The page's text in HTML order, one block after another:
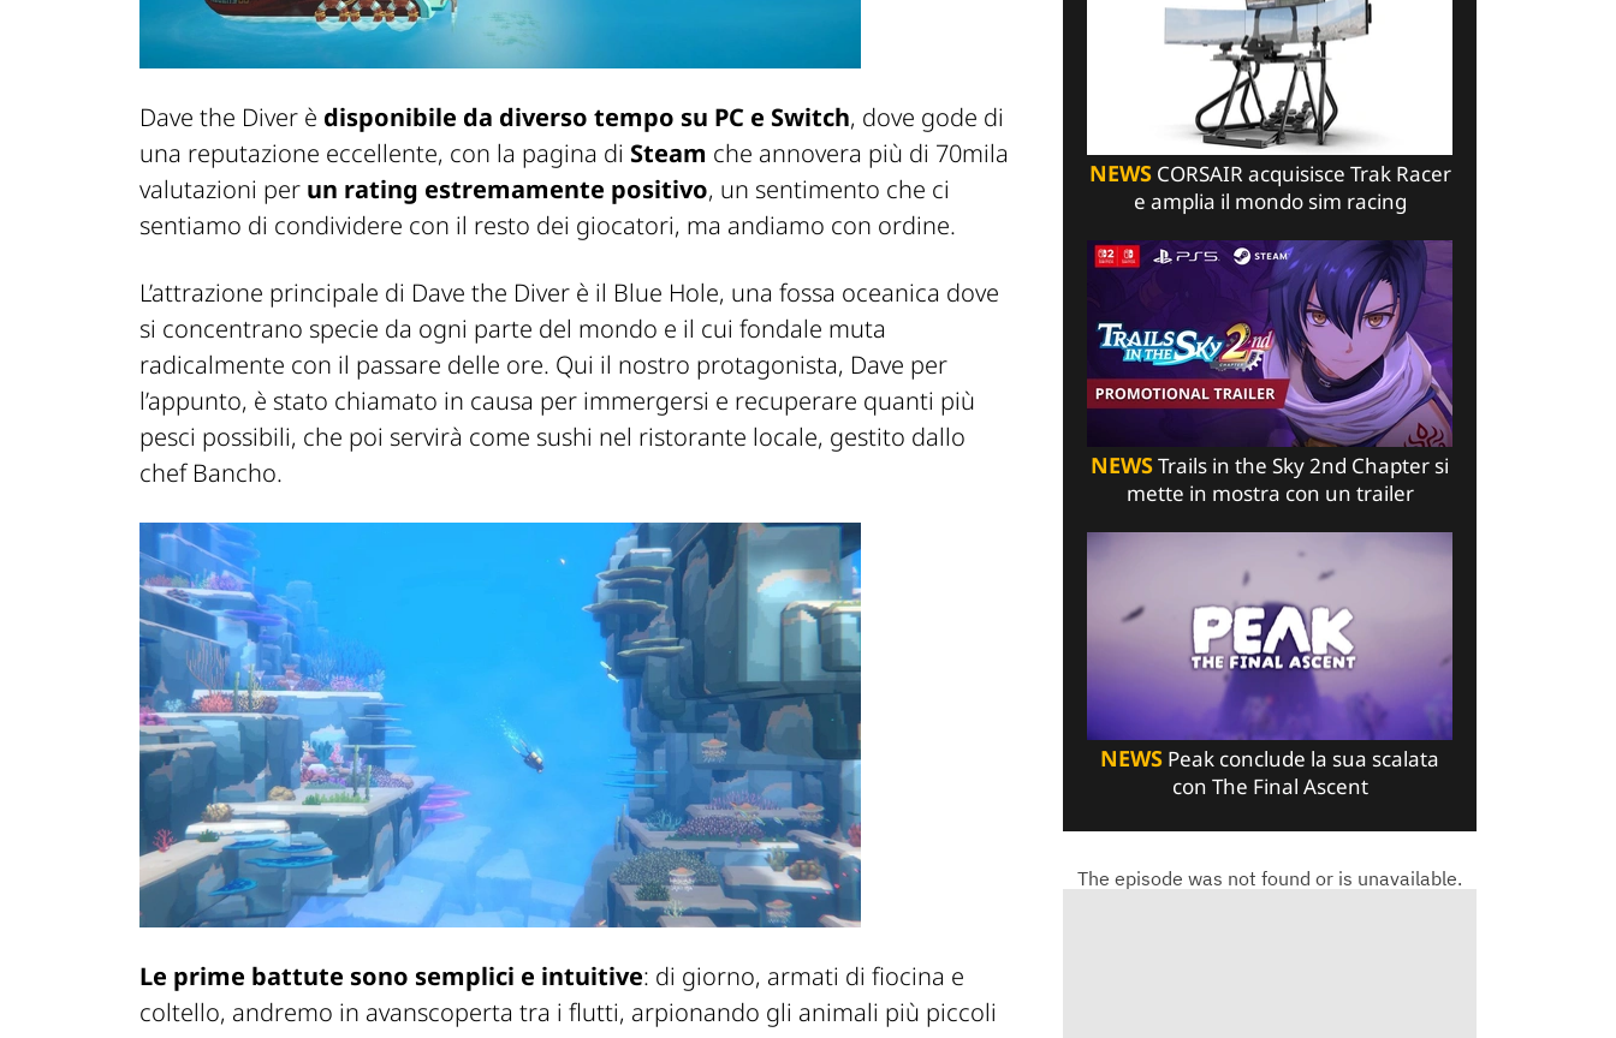
Dave the Diver è disponibile da diverso tempo su PC e Switch, dove gode di
una reputazione eccellente, con la pagina di Steam che annovera più di 70mila
valutazioni per un rating estremamente positivo, un sentimento che ci
sentiamo di condividere con il resto dei giocatori, ma andiamo con ordine.
L’attrazione principale di Dave the Diver è il Blue Hole, una fossa oceanica dove
si concentrano specie da ogni parte del mondo e il cui fondale muta
radicalmente con il passare delle ore. Qui il nostro protagonista, Dave per
l’appunto, è stato chiamato in causa per immergersi e recuperare quanti più
pesci possibili, che poi servirà come sushi nel ristorante locale, gestito dallo
chef Bancho.
Le prime battute sono semplici e intuitive: di giorno, armati di fiocina e
coltello, andremo in avanscoperta tra i flutti, arpionando gli animali più piccoli
NEWSCORSAIR acquisisce Trak Racer
e amplia il mondo sim racing
NEWSTrails in the Sky 2nd Chapter si
mette in mostra con un trailer
NEWS Peak conclude la sua scalata
con The Final Ascent